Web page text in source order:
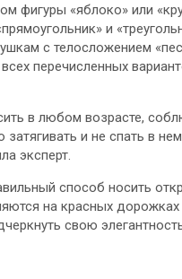
фигуры «яблоко» или
и
с телосложением
перечисленных
в любом возрасте,
и не спать в
эксперт.
способ носить
на красных
свою